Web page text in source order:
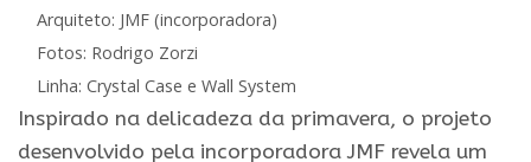
Arquiteto: JMF (incorporadora)
Fotos: Rodrigo Zorzi
Linha: Crystal Case e Wall System
Inspirado na delicadeza da primavera, o projeto
desenvolvido pela incorporadora JMF revela um